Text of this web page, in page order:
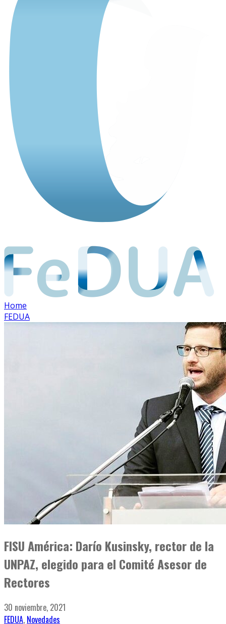
Home
FEDUA
FISU América: Darío Kusinsky, rector de la
UNPAZ, elegido para el Comité Asesor de
Rectores
30 noviembre, 2021
FEDUA, Novedades